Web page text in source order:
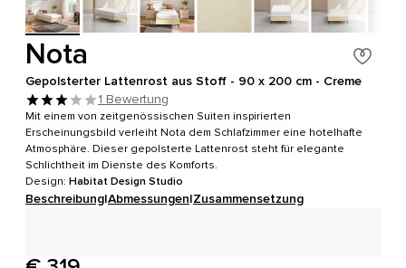
Nota
Gepolsterter Lattenrost aus Stoff - 90 x 200 cm - Creme
1 Bewertung
Mit einem von zeitgenössischen Suiten inspirierten
Erscheinungsbild verleiht Nota dem Schlafzimmer eine hotelhafte
Atmosphäre. Dieser gepolsterte Lattenrost steht für elegante
Schlichtheit im Dienste des Komforts.
Design: Habitat Design Studio
Beschreibung|Abmessungen|Zusammensetzung